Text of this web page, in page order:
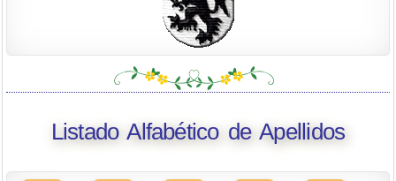
Listado Alfabético de Apellidos